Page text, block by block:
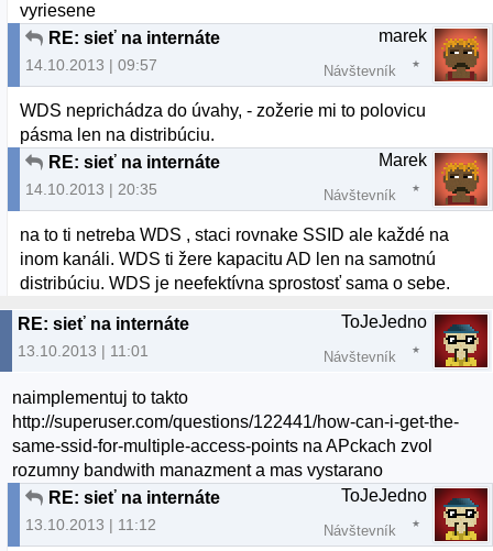
vyriesene
RE: sieť na internáte
14.10.2013 | 09:57
marek
Návštevník
WDS neprichádza do úvahy, - zožerie mi to polovicu
pásma len na distribúciu.
RE: sieť na internáte
14.10.2013 | 20:35
Marek
Návštevník
na to ti netreba WDS , staci rovnake SSID ale každé na
inom kanáli. WDS ti žere kapacitu AD len na samotnú
distribúciu. WDS je neefektívna sprostosť sama o sebe.
RE: sieť na internáte
13.10.2013 | 11:01
ToJeJedno
Návštevník
naimplementuj to takto
http://superuser.com/questions/122441/how-can-i-get-the-
same-ssid-for-multiple-access-points na APckach zvol
rozumny bandwith manazment a mas vystarano
RE: sieť na internáte
13.10.2013 | 11:12
ToJeJedno
Návštevník